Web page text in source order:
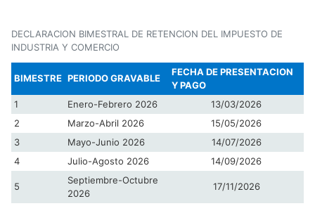
DECLARACION BIMESTRAL DE RETENCION DEL IMPUESTO DE
INDUSTRIA Y COMERCIO
BIMESTRE PERIODO GRAVABLE
FECHA DE PRESENTACION
Y PAGO
1
Enero-Febrero 2026
13/03/2026
2
Marzo-Abril 2026
15/05/2026
3
Mayo-Junio 2026
14/07/2026
4
Julio-Agosto 2026 14/09/2026
5
Septiembre-Octubre
2026
17/11/2026